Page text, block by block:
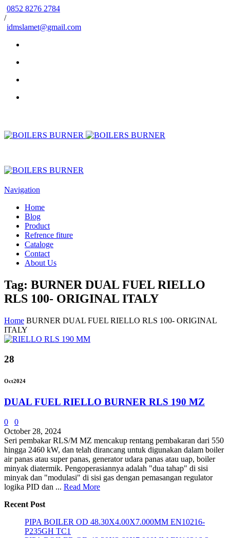
0852 8276 2784
/
idmslamet@gmail.com
Navigation
Home
Blog
Product
Refrence fiture
Cataloge
Contact
About Us
Tag: BURNER DUAL FUEL RIELLO
RLS 100- ORIGINAL ITALY
Home BURNER DUAL FUEL RIELLO RLS 100- ORIGINAL
ITALY
28
Oct2024
DUAL FUEL RIELLO BURNER RLS 190 MZ
0
0
October 28, 2024
Seri pembakar RLS/M MZ mencakup rentang pembakaran dari 550
hingga 2460 kW, dan telah dirancang untuk digunakan dalam boiler
air panas atau super panas, generator udara panas atau uap, boiler
minyak diatermik. Pengoperasiannya adalah "dua tahap" di sisi
minyak dan "modulasi" di sisi gas dengan pemasangan regulator
logika PID dan ... Read More
Recent Post
PIPA BOILER OD 48.30X4.00X7.000MM EN10216-
P235GH TC1